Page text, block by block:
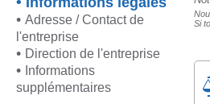
Adresse / Contact de
l'entreprise
Direction de l'entreprise
Informations
supplémentaires
Si